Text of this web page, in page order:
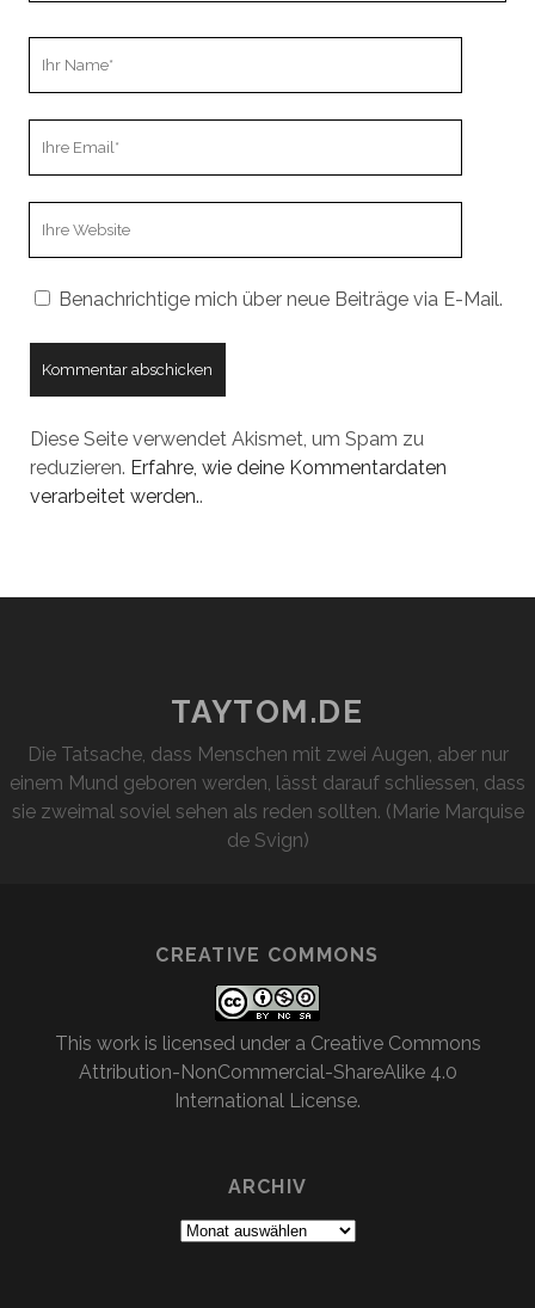
Benachrichtige mich über neue Beiträge via E-Mail.
Diese Seite verwendet Akismet, um Spam zu
reduzieren. Erfahre, wie deine Kommentardaten
verarbeitet werden..
TAYTOM.DE
Die Tatsache, dass Menschen mit zwei Augen, aber nur
einem Mund geboren werden, lässt darauf schliessen, dass
sie zweimal soviel sehen als reden sollten. (Marie Marquise
de Svign)
CREATIVE COMMONS
This work is licensed under a Creative Commons
Attribution-NonCommercial-ShareAlike 4.0
International License.
ARCHIV
Archiv